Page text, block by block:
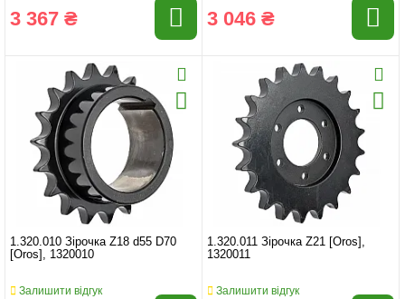
3 367 ₴ 3 046 ₴
1.320.010 Зірочка Z18 d55 D70
[Oros], 1320010
Залишити відгук
1.320.011 Зірочка Z21 [Oros],
1320011
Залишити відгук